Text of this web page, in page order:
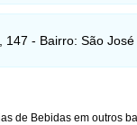
147 - Bairro: São
de Bebidas em outros